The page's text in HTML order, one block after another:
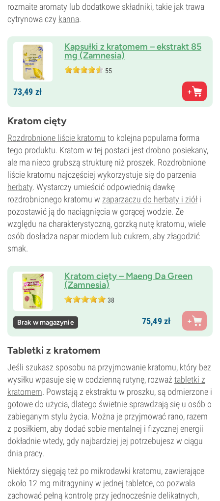
rozmaite aromaty lub dodatkowe składniki, takie jak trawa
cytrynowa czy kanna.
Kapsułki z kratomem – ekstrakt 85
mg (Zamnesia)
55
73,49 zł
Kratom cięty
Rozdrobnione liście kratomu to kolejna popularna forma
tego produktu. Kratom w tej postaci jest drobno posiekany,
ale ma nieco grubszą strukturę niż proszek. Rozdrobnione
liście kratomu najczęściej wykorzystuje się do parzenia
herbaty. Wystarczy umieścić odpowiednią dawkę
rozdrobnionego kratomu w zaparzaczu do herbaty i ziół i
pozostawić ją do naciągnięcia w gorącej wodzie. Ze
względu na charakterystyczną, gorzką nutę kratomu, wiele
osób dosładza napar miodem lub cukrem, aby złagodzić
smak.
Kratom cięty – Maeng Da Green
(Zamnesia)
38
Brak w magazynie 75,49zł
Tabletki z kratomem
Jeśli szukasz sposobu na przyjmowanie kratomu, który bez
wysiłku wpasuje się w codzienną rutynę, rozważ tabletki z
kratomem. Powstają z ekstraktu w proszku, są odmierzone i
gotowe do użycia, dlatego świetnie sprawdzają się u osób o
zabieganym stylu życia. Można je przyjmować rano, razem
z posiłkiem, aby dodać sobie mentalnej i fizycznej energii
dokładnie wtedy, gdy najbardziej jej potrzebujesz w ciągu
dnia pracy.
Niektórzy sięgają też po mikrodawki kratomu, zawierające
około 12 mg mitragyniny w jednej tabletce, co pozwala
zachować pełną kontrolę przy jednocześnie delikatnych,